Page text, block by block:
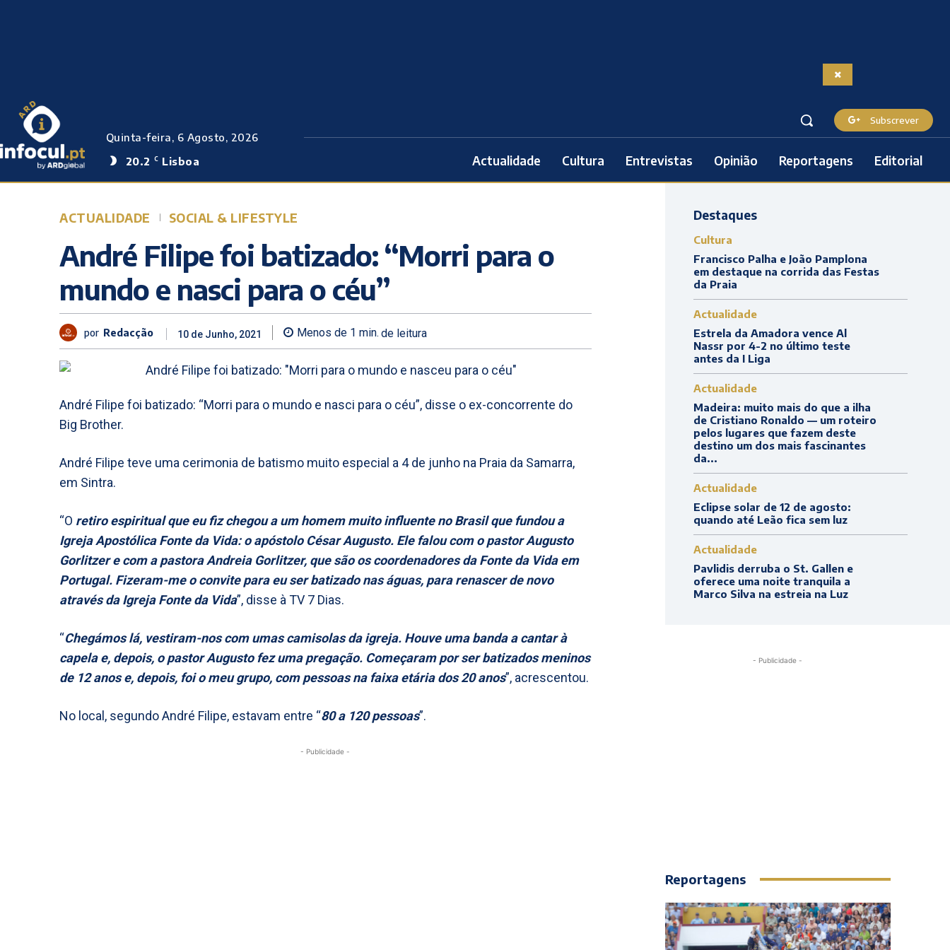
Quinta-feira, 6 Agosto, 2026
20.2
C Lisboa
Subscrever
Actualidade Cultura Entrevistas Opinião Reportagens Editorial
ACTUALIDADE SOCIAL & LIFESTYLE
André Filipe foi batizado: “Morri para o
mundo e nasci para o céu”
por Redacção 10 de Junho, 2021 Menos de 1 min. de leitura
André Filipe foi batizado: “Morri para o mundo e nasci para o céu”, disse o ex-concorrente do
Big Brother.
André Filipe teve uma cerimonia de batismo muito especial a 4 de junho na Praia da Samarra,
em Sintra.
“O retiro espiritual que eu fiz chegou a um homem muito influente no Brasil que fundou a
Igreja Apostólica Fonte da Vida: o apóstolo César Augusto. Ele falou com o pastor Augusto
Gorlitzer e com a pastora Andreia Gorlitzer, que são os coordenadores da Fonte da Vida em
Portugal. Fizeram-me o convite para eu ser batizado nas águas, para renascer de novo
através da Igreja Fonte da Vida”, disse à TV 7 Dias.
“Chegámos lá, vestiram-nos com umas camisolas da igreja. Houve uma banda a cantar à
capela e, depois, o pastor Augusto fez uma pregação. Começaram por ser batizados meninos
de 12 anos e, depois, foi o meu grupo, com pessoas na faixa etária dos 20 anos”, acrescentou.
No local, segundo André Filipe, estavam entre “80 a 120 pessoas”.
- Publicidade -
Destaques
Cultura
Francisco Palha e João Pamplona
em destaque na corrida das Festas
da Praia
Actualidade
Estrela da Amadora vence Al
Nassr por 4-2 no último teste
antes da I Liga
Actualidade
Madeira: muito mais do que a ilha
de Cristiano Ronaldo — um roteiro
pelos lugares que fazem deste
destino um dos mais fascinantes
da...
Actualidade
Eclipse solar de 12 de agosto:
quando até Leão fica sem luz
Actualidade
Pavlidis derruba o St. Gallen e
oferece uma noite tranquila a
Marco Silva na estreia na Luz
- Publicidade -
Reportagens